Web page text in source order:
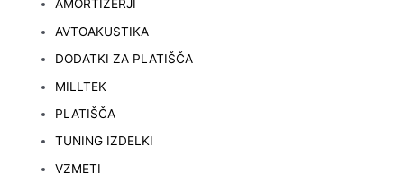
AMORTIZERJI
AVTOAKUSTIKA
DODATKI ZA PLATIŠČA
MILLTEK
PLATIŠČA
TUNING IZDELKI
VZMETI